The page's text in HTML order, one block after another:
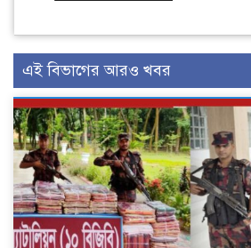
এই বিভাগের আরও খবর